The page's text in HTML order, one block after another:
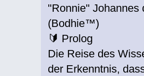
"Ronnie"
(Bodhie™)
🔰 Prolog
Die Reise des
der Erkenntnis,